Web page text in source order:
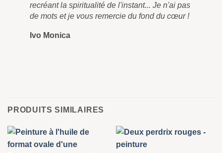
recréant la spiritualité de l'instant... Je n'ai pas
de mots et je vous remercie du fond du cœur !
Ivo Monica
PRODUITS SIMILAIRES